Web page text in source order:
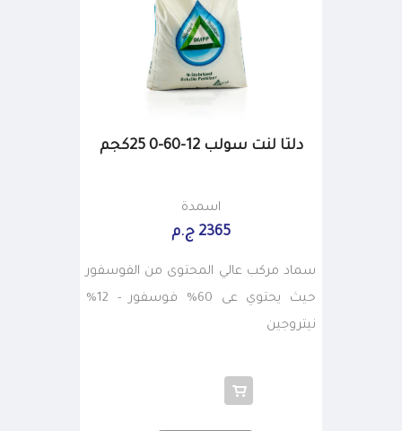
دلتا لنت سولب 12-60-0 25كجم
اسمدة
2365 ج.م
سماد مركب عالي المحتوى من الفوسفور
حيث يحتوي عى 60% فوسفور - 12%
نيتروجين